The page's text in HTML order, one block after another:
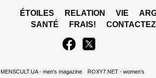
ÉTOILES RELATION VIE
SANTÉ
FRAIS!
MENSCULT.UA- men's magazine
ROXY7.NET- women's